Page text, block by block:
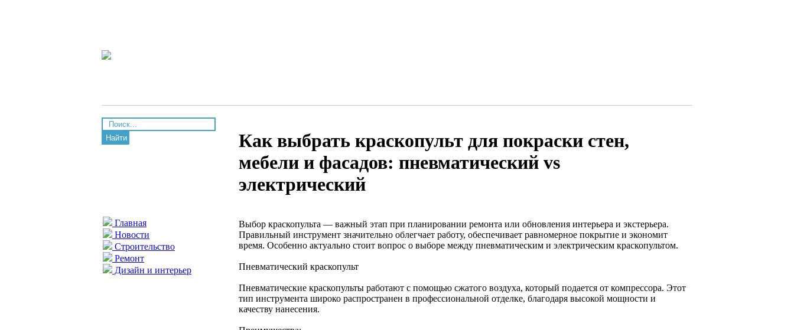
Найти
Главная
Новости
Строительство
Ремонт
Дизайн и интерьер
Как выбрать краскопульт для покраски стен,
мебели и фасадов: пневматический vs
электрический
Выбор краскопульта — важный этап при планировании ремонта или обновления интерьера и экстерьера.
Правильный инструмент значительно облегчает работу, обеспечивает равномерное покрытие и экономит
время. Особенно актуально стоит вопрос о выборе между пневматическим и электрическим краскопультом.
Пневматический краскопульт
Пневматические краскопульты работают с помощью сжатого воздуха, который подается от компрессора. Этот
тип инструмента широко распространен в профессиональной отделке, благодаря высокой мощности и
качеству нанесения.